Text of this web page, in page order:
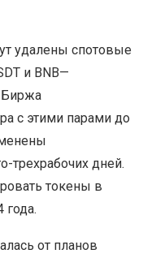
удалены спотовые
и BNB—
Биржа
с этими парами до
трехрабочих дней.
токены в
года.
от планов